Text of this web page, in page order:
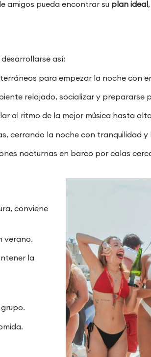
amigos pueda encontrar su plan ideal
así:
para empezar la noche con
relajado, socializar y prepararse
al ritmo de la mejor música hasta
cerrando la noche con tranquilidad y
nocturnas en barco por calas
conviene
verano.
la